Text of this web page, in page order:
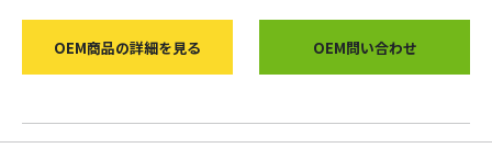
OEM商品の詳細を見る OEM問い合わせ